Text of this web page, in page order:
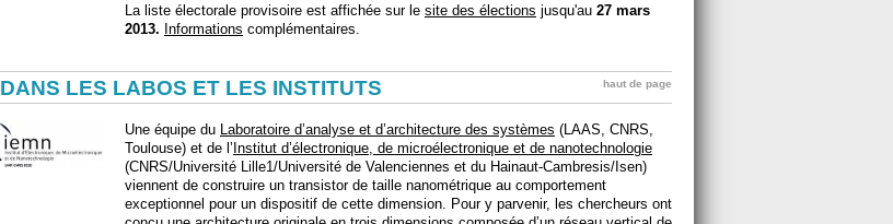
La liste électorale provisoire est affichée sur le site des élections jusqu'au 27 mars
2013. Informations complémentaires.
DANS LES LABOS ET LES INSTITUTS haut de page
Une équipe du Laboratoire d’analyse et d’architecture des systèmes (LAAS, CNRS,
Toulouse) et de l’ Institut d’électronique, de microélectronique et de nanotechnologie
(CNRS/Université Lille1/Université de Valenciennes et du Hainaut-Cambresis/Isen)
viennent de construire un transistor de taille nanométrique au comportement
exceptionnel pour un dispositif de cette dimension. Pour y parvenir, les chercheurs ont